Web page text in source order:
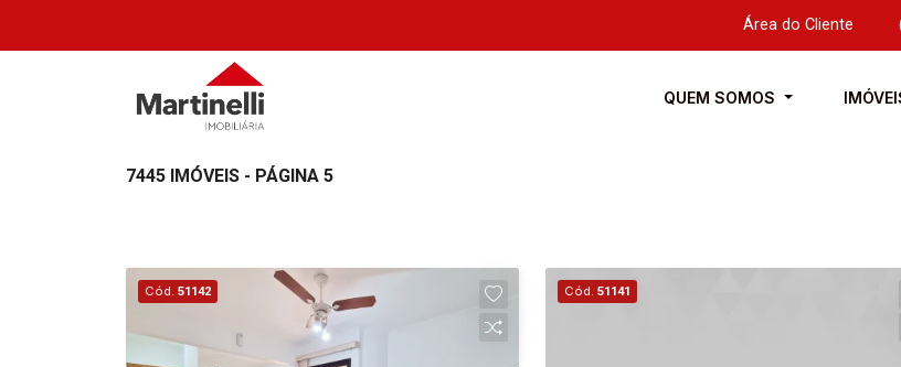
Área do Cliente
QUEM SOMOS
7445 IMÓVEIS - PÁGINA 5
Cód. 51142 Cód. 51141